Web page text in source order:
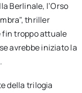
Berlinale, l’Orso
thriller
fin troppo attuale
avrebbe iniziato la
della trilogia